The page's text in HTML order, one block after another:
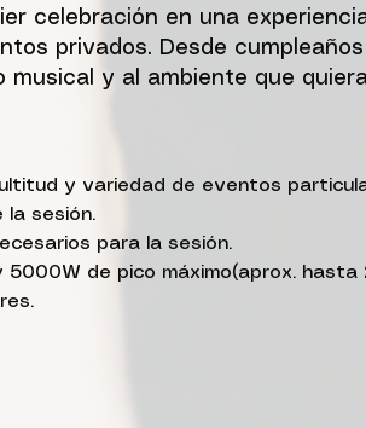
celebración en una
privados. Desde
y al ambiente que
y variedad de eventos
la sesión.
para la sesión.
de pico máximo(aprox. hasta